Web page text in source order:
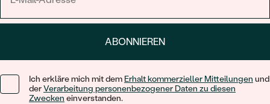
ABONNIEREN
Ich erkläre mich mit dem Erhalt kommerzieller Mitteilungen und
derVerarbeitung personenbezogener Daten zu diesen
Zwecken einverstanden.